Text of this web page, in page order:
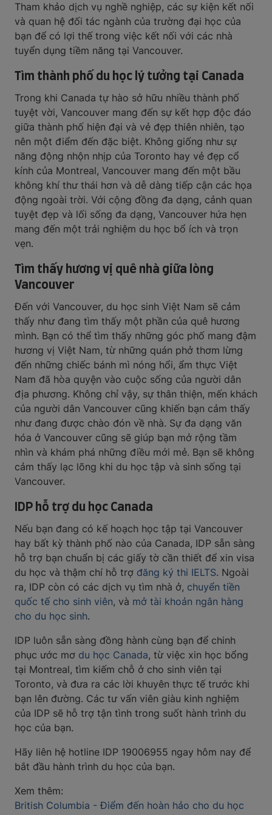
Tham khảo dịch vụ nghề nghiệp, các sự kiện kết nối
và quan hệ đối tác ngành của trường đại học của
bạn để có lợi thế trong việc kết nối với các nhà
tuyển dụng tiềm năng tại Vancouver.
Tìm thành phố du học lý tưởng tại Canada
Trong khi Canada tự hào sở hữu nhiều thành phố
tuyệt vời, Vancouver mang đến sự kết hợp độc đáo
giữa thành phố hiện đại và vẻ đẹp thiên nhiên, tạo
nên một điểm đến đặc biệt. Không giống như sự
năng động nhộn nhịp của Toronto hay vẻ đẹp cổ
kính của Montreal, Vancouver mang đến một bầu
không khí thư thái hơn và dễ dàng tiếp cận các họa
động ngoài trời. Với cộng đồng đa dạng, cảnh quan
tuyệt đẹp và lối sống đa dạng, Vancouver hứa hẹn
mang đến một trải nghiệm du học bổ ích và trọn
vẹn.
Tìm thấy hương vị quê nhà giữa lòng
Vancouver
Đến với Vancouver, du học sinh Việt Nam sẽ cảm
thấy như đang tìm thấy một phần của quê hương
mình. Bạn có thể tìm thấy những góc phố mang đậm
hương vị Việt Nam, từ những quán phở thơm lừng
đến những chiếc bánh mì nóng hổi, ẩm thực Việt
Nam đã hòa quyện vào cuộc sống của người dân
địa phương. Không chỉ vậy, sự thân thiện, mến khách
của người dân Vancouver cũng khiến bạn cảm thấy
như đang được chào đón về nhà. Sự đa dạng văn
hóa ở Vancouver cũng sẽ giúp bạn mở rộng tầm
nhìn và khám phá những điều mới mẻ. Bạn sẽ không
cảm thấy lạc lõng khi du học tập và sinh sống tại
Vancouver.
IDP hỗ trợ du học Canada
Nếu bạn đang có kế hoạch học tập tại Vancouver
hay bất kỳ thành phố nào của Canada, IDP sẵn sàng
hỗ trợ bạn chuẩn bị các giấy tờ cần thiết để xin visa
du học và thậm chí hỗ trợ đăng ký thi IELTS. Ngoài
ra, IDP còn có các dịch vụ tìm nhà ở, chuyển tiền
quốc tế cho sinh viên, và mở tài khoản ngân hàng
cho du học sinh.
IDP luôn sẵn sàng đồng hành cùng bạn để chinh
phục ước mơ du học Canada, từ việc xin học bổng
tại Montreal, tìm kiếm chỗ ở cho sinh viên tại
Toronto, và đưa ra các lời khuyên thực tế trước khi
bạn lên đường. Các tư vấn viên giàu kinh nghiệm
của IDP sẽ hỗ trợ tận tình trong suốt hành trình du
học của bạn.
Hãy liên hệ hotline IDP 19006955 ngay hôm nay để
bắt đầu hành trình du học của bạn.
Xem thêm:
British Columbia - Điểm đến hoàn hảo cho du học